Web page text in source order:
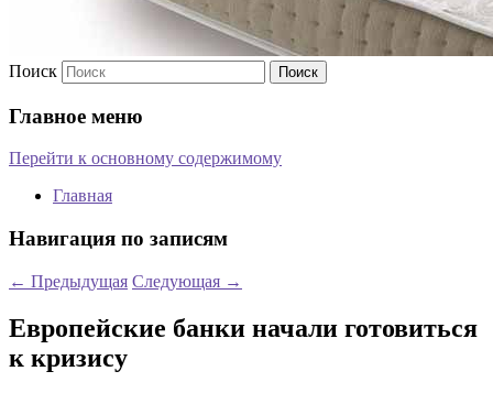
Поиск
Главное меню
Перейти к основному содержимому
Главная
Навигация по записям
← Предыдущая Следующая →
Европейские банки начали готовиться
к кризису